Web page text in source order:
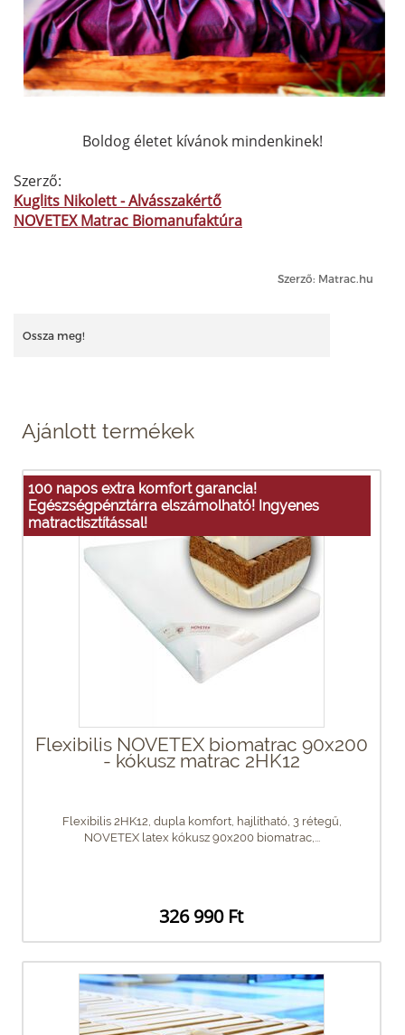
Boldog életet kívánok mindenkinek!
Szerző:
Kuglits Nikolett - Alvásszakértő
NOVETEX Matrac Biomanufaktúra
Szerző: Matrac.hu
Ossza meg!
Ajánlott termékek
100 napos extra komfort garancia!
Egészségpénztárra elszámolható! Ingyenes
matractisztítással!
Flexibilis NOVETEX biomatrac 90x200
- kókusz matrac 2HK12
Flexibilis 2HK12, dupla komfort, hajlítható, 3 rétegű,
NOVETEX latex kókusz 90x200 biomatrac,...
326 990 Ft